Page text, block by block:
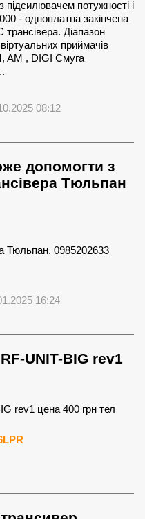
потужності і
- одноплатна закінчена
трансівера. Діапазон
приймачів
AM , DIGI Смуга
08:12
допомогти з
Тюльпан
Тюльпан. 0985202633
16:24
UNIT-BIG rev1
rev1 цена 400 грн тел